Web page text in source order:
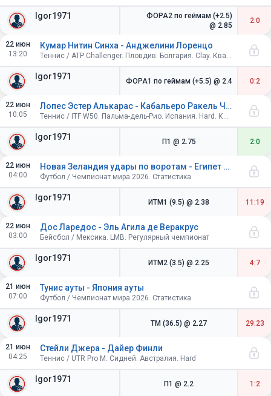
Igor1971
ФОРА2 по геймам (+2.5)
@ 2.85
2:0
22 июн
13:20
Igor1971
Кумар Нитин Синха - Анджелини Лоренцо
Теннис / ATP Challenger. Пловдив. Болгария. Clay. Квалификация
ФОРА1 по геймам (+5.5) @ 2.4 0:2
22 июн
10:05
Igor1971
Лопес Эстер Алькарас - Кабальеро Ракель Чика
Теннис / ITF W50. Пальма-дель-Рио. Испания. Hard. Квалификация
П1 @ 2.75 2:0
22 июн
04:00
Igor1971
Новая Зеландия удары по воротам - Египет удары по воротам
Футбол / Чемпионат мира 2026. Статистика
ИТМ1 (9.5) @ 2.38 11:19
22 июн
03:00
Igor1971
Дос Ларедос - Эль Агила де Веракрус
Бейсбол / Мексика. LMB. Регулярный чемпионат
ИТМ2 (3.5) @ 2.25 4:7
21 июн
07:00
Igor1971
Тунис ауты - Япония ауты
Футбол / Чемпионат мира 2026. Статистика
ТМ (36.5) @ 2.27 29:23
21 июн
04:25
Igor1971
Стейли Джера - Дайер Финли
Теннис / UTR Pro M. Сидней. Австралия. Hard
П1 @ 2.2 1:2